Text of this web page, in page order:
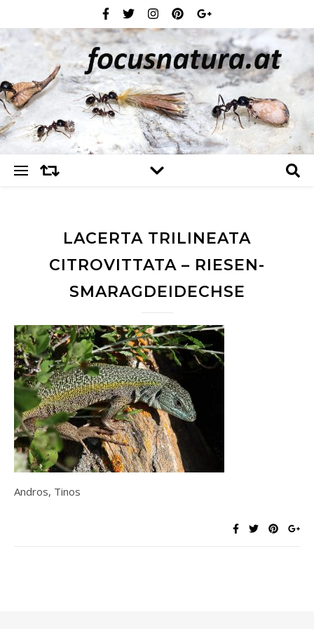
LACERTA TRILINEATA
CITROVITTATA – RIESEN-
SMARAGDEIDECHSE
Andros, Tinos